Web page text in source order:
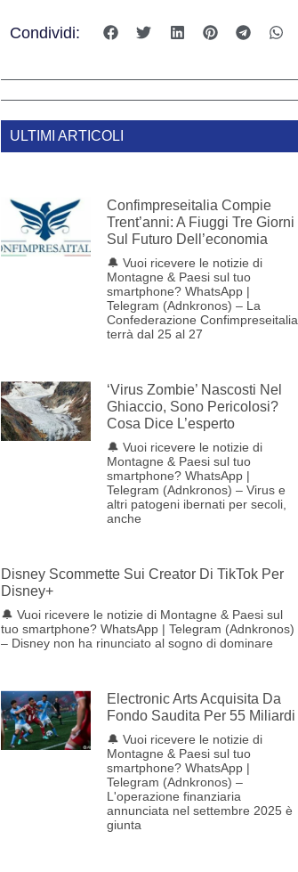
Condividi:
ULTIMI ARTICOLI
Confimpreseitalia Compie
Trent’anni: A Fiuggi Tre Giorni
Sul Futuro Dell’economia
🔔 Vuoi ricevere le notizie di
Montagne & Paesi sul tuo
smartphone? WhatsApp |
Telegram (Adnkronos) – La
Confederazione Confimpreseitalia
terrà dal 25 al 27
‘Virus Zombie’ Nascosti Nel
Ghiaccio, Sono Pericolosi?
Cosa Dice L’esperto
🔔 Vuoi ricevere le notizie di
Montagne & Paesi sul tuo
smartphone? WhatsApp |
Telegram (Adnkronos) – Virus e
altri patogeni ibernati per secoli,
anche
Disney Scommette Sui Creator Di TikTok Per
Disney+
🔔 Vuoi ricevere le notizie di Montagne & Paesi sul
tuo smartphone? WhatsApp | Telegram (Adnkronos)
– Disney non ha rinunciato al sogno di dominare
Electronic Arts Acquisita Da
Fondo Saudita Per 55 Miliardi
🔔 Vuoi ricevere le notizie di
Montagne & Paesi sul tuo
smartphone? WhatsApp |
Telegram (Adnkronos) –
L'operazione finanziaria
annunciata nel settembre 2025 è
giunta